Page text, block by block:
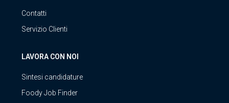
Contatti
Servizio Clienti
LAVORA CON NOI
Sintesi candidature
Foody Job Finder